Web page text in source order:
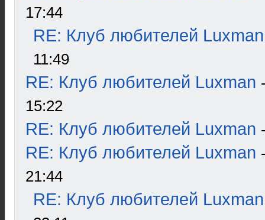
17:44
RE: Клуб любителей Luxman
11:49
RE: Клуб любителей Luxman
15:22
RE: Клуб любителей Luxman
RE: Клуб любителей Luxman
21:44
RE: Клуб любителей Luxman